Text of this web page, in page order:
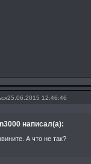
25.06.2015 12:46:46
написал(а):
А что не так?